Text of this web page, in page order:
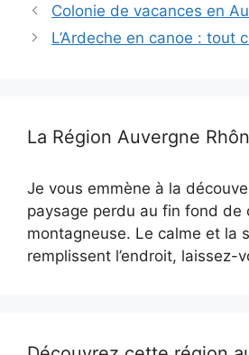
Colonie de vacances en
L’Ardeche en canoe : tout
La Région Auvergne
Je vous emmène à la
paysage perdu au fin fond de
montagneuse. Le calme et la
remplissent l’endroit, laissez-